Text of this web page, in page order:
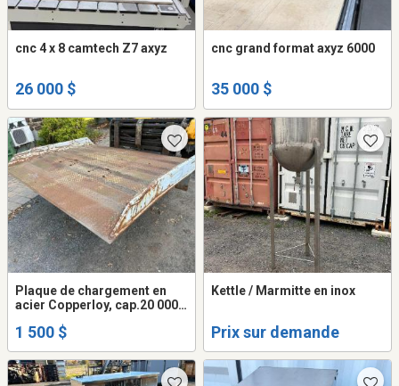
cnc 4 x 8 camtech Z7 axyz
26 000 $
cnc grand format axyz 6000
35 000 $
Plaque de chargement en
acier Copperloy, cap.20 000
1 500 $
Kettle / Marmitte en inox
Prix sur demande